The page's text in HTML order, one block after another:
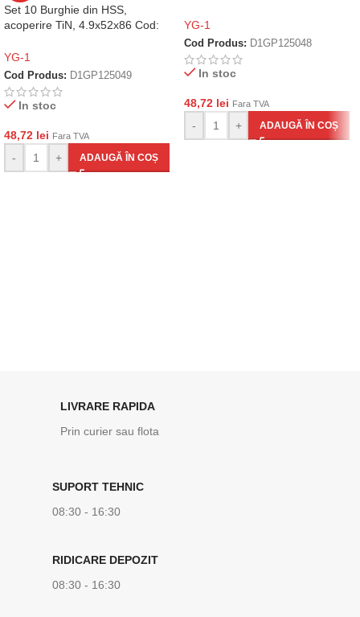
Set 10 Burghie din HSS,
acoperire TiN, 4.9x52x86 Cod:
YG-1
Cod Produs: D1GP125049
In stoc
48,72 lei Fara TVA
- + ADAUGĂ ÎN COȘ
YG-1
Cod Produs: D1GP125048
In stoc
48,72 lei Fara TVA
- + ADAUGĂ ÎN COȘ
LIVRARE RAPIDA
Prin curier sau flota
SUPORT TEHNIC
08:30 - 16:30
RIDICARE DEPOZIT
08:30 - 16:30